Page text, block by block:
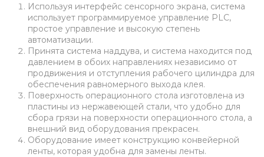
Используя интерфейс сенсорного экрана, система
использует программируемое управление PLC,
простое управление и высокую степень
автоматизации.
Принята система наддува, и система находится под
давлением в обоих направлениях независимо от
продвижения и отступления рабочего цилиндра для
обеспечения равномерного выхода клея.
Поверхность операционного стола изготовлена из
пластины из нержавеющей стали, что удобно для
сбора грязи на поверхности операционного стола, а
внешний вид оборудования прекрасен.
Оборудование имеет конструкцию конвейерной
ленты, которая удобна для замены ленты.